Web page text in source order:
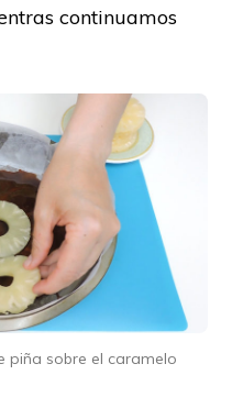
continuamos
piña sobre el caramelo